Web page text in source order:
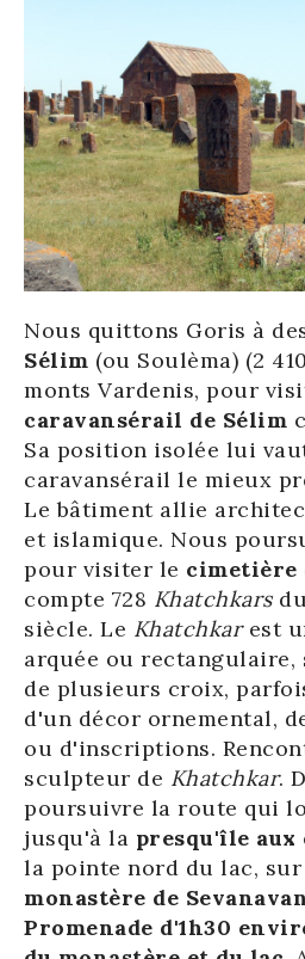
Nous quittons Goris à
Sélim (ou Soulèma) (2
monts Vardenis, pour
caravansérail de Sélim
Sa position isolée lui
caravansérail le mieux
Le bâtiment allie
et islamique. Nous
pour visiter le cimetière
compte 728 Khatchkars
siècle. Le Khatchkarest
arquée ou rectangulaire,
de plusieurs croix,
d'un décor ornemental,
ou d'inscriptions.
sculpteur de Khatchkar.
poursuivre la route qui
jusqu'à la presqu'île aux
la pointe nord du lac,
monastère de
Promenade d'1h30